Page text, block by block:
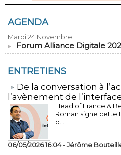
AGENDA
Mardi 24 Novembre
Forum Alliance Digitale
ENTRETIENS
​De la conversation à
l’avènement de
Head of France &
Roman signe cette
d...
06/05/2026 16:04 -Jérôme